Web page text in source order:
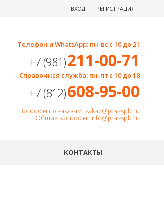
ВХОД РЕГИСТРАЦИЯ
Телефон и WhatsApp: пн-вс с 10 до 21
+7 (981)211-00-71
Справочная служба: пн-пт с 10 до 18
+7 (812)608-95-00
Вопросы по заказам: zakaz@prai-spb.ru
Общие вопросы: info@prai-spb.ru
КОНТАКТЫ